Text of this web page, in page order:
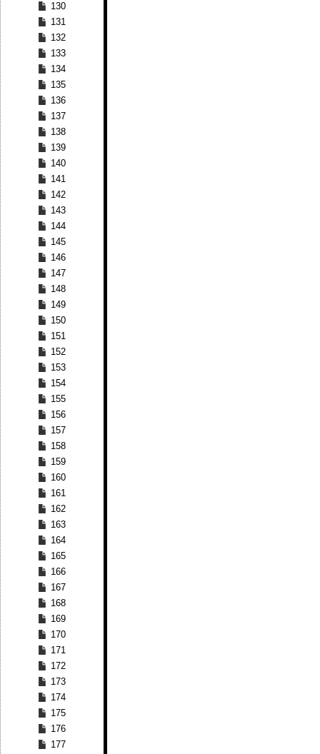
130
131
132
133
134
135
136
137
138
139
140
141
142
143
144
145
146
147
148
149
150
151
152
153
154
155
156
157
158
159
160
161
162
163
164
165
166
167
168
169
170
171
172
173
174
175
176
177